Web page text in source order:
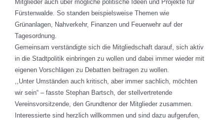
Mitglieder auch über mögliche politische Ideen und Projekte für
Fürstenwalde. So standen beispielsweise Themen wie
Grünanlagen, Nahverkehr, Finanzen und Feuerwehr auf der
Tagesordnung.
Gemeinsam verständigte sich die Mitgliedschaft darauf, sich aktiv
in die Stadtpolitik einbringen zu wollen und dabei immer wieder mit
eigenen Vorschlägen zu Debatten beitragen zu wollen.
,,Unter Umständen auch kritisch, aber immer sachlich, möchten
wir sein“ – fasste Stephan Bartsch, der stellvertretende
Vereinsvorsitzende, den Grundtenor der Mitglieder zusammen.
Interessierte sind herzlich willkommen und sind dazu aufgerufen,